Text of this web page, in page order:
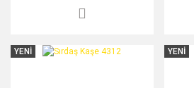
YENİ YENİ